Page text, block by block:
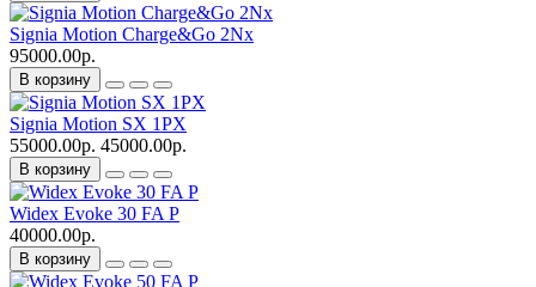
Signia Motion Charge&Go 2Nx
95000.00р.
В корзину
Signia Motion SX 1PX
55000.00р. 45000.00р.
В корзину
Widex Evoke 30 FA P
40000.00р.
В корзину